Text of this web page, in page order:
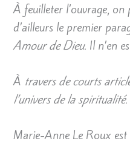
À feuilleter l’ouvrage, on
d’ailleurs le premier
Amour de Dieu. Il n’en
À travers de courts
l’univers de la spiritualité.
Marie-Anne Le Roux